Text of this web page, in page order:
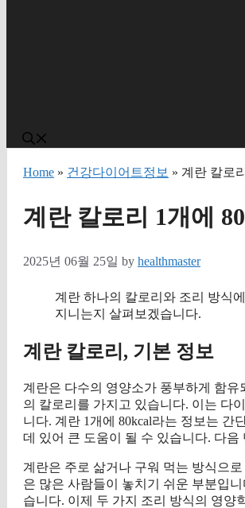
Home » 건강다이어트정보 » 계란 칼로
계란 칼로리 1개에
2025년 06월 25일 by healthmaster
계란 하나의 칼로리와 조리 방식
지니는지 살펴보겠습니다.
계란 칼로리, 기본 정보
계란은 다수의 영양소가 풍부하게 함
의 칼로리를 가지고 있습니다. 이는 다
니다. 계란 1개에 80kcal라는 정보는
데 있어 큰 도움이 될 수 있습니다. 다
계란은 주로 삶거나 구워 먹는 방식으
은 많은 사람들이 놓치기 쉬운 부분입
습니다. 이제 두 가지 조리 방식의 영양